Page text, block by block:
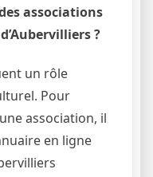
associations
?
un rôle
Pour
association, il
en ligne